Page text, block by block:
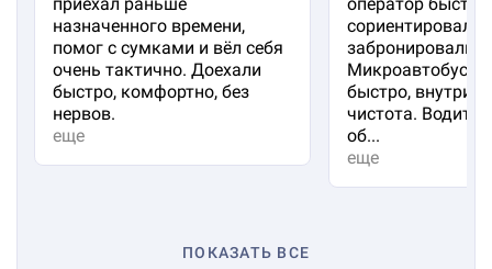
назначенного времени,
помог с сумками и вёл себя
очень тактично. Доехали
быстро, комфортно, без
нервов.
еще
сориентировал и
забронировали
Микроавтобус
быстро, внутри
чистота.
об...
еще
ПОКАЗАТЬ ВСЕ